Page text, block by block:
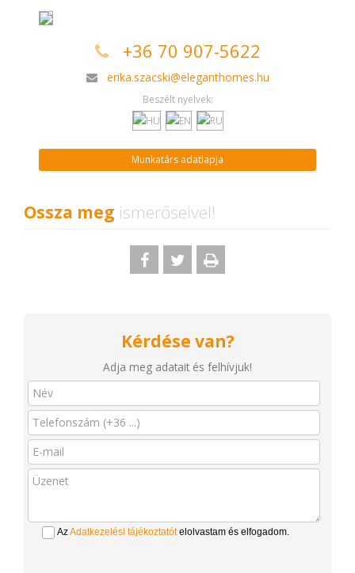
+36 70 907-5622
erika.szacski@eleganthomes.hu
Beszélt nyelvek:
Munkatárs adatlapja
Ossza meg ismerőseivel!
Kérdése van?
Adja meg adatait és felhívjuk!
AzAdatkezelési tájékoztatótelolvastam és elfogadom.